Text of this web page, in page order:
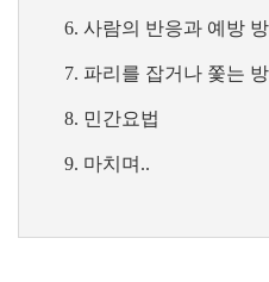
사람의 반응과 예방
파리를 잡거나 쫓는
민간요법
마치며..